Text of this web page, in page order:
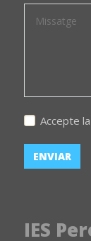
Accepte la
IES